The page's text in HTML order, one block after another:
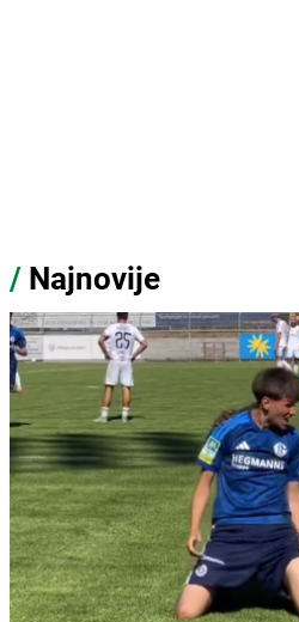
/ Najnovije